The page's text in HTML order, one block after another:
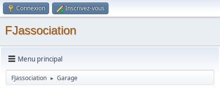
Connexion Inscrivez-vous
FJassociation
Menu principal
FJassociation ► Garage